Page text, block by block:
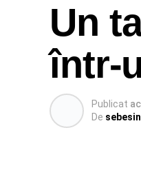
Un
într-
Publicat
De